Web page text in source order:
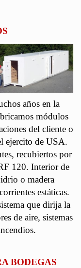
años en la
módulos
del cliente o
ejercito de USA.
recubiertos por
120. Interior de
o madera
estáticas.
que dirija la
de aire, sistemas
BODEGAS